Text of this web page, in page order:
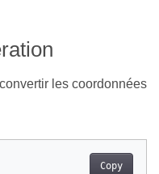
les coordonnées
Copy